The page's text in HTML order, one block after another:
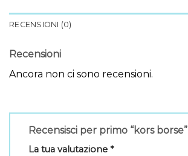
RECENSIONI (0)
Recensioni
Ancora non ci sono recensioni.
Recensisci per primo “kors borse”
La tua valutazione *